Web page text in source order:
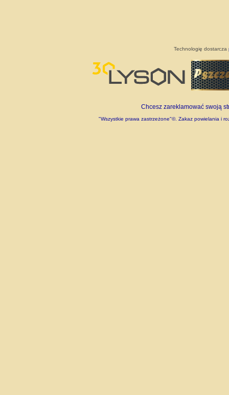
Technologię dostarcza
Chcesz zareklamować swoją
"Wszystkie prawa zastrzeżone"©. Zakaz powielania i